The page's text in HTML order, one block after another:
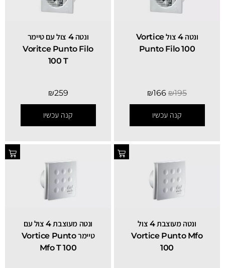
‏ונטה 4 צול Vortice
Punto Filo 100
₪195
₪166
קנה עכשיו
ונטה 4 צול עם טיימר
Voritce Punto Filo
100 T
₪259
קנה עכשיו
ונטה מעוצבת 4 צול
Vortice Punto Mfo
100
ונטה מעוצבת 4 צול עם
טיימר Vortice Punto
Mfo T 100